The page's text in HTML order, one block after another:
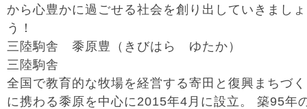
から心豊かに過ごせる社会を創り出していきましょ
う！
三陸駒舎 黍原豊（きびはら ゆたか）
三陸駒舎
全国で教育的な牧場を経営する寄田と復興まちづ
に携わる黍原を中心に2015年4月に設立。 築95年